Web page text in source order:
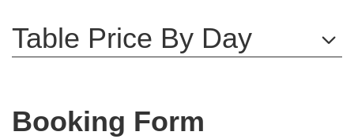
Table Price By Day
Booking Form